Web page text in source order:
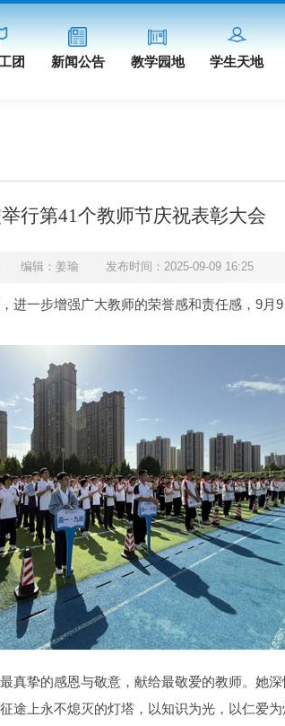
团 新闻公告 教学园地 学生天地
行第41个教师节庆祝表彰大会
编辑：姜瑜 发布时间：2025-09-09 16:25
进一步增强广大教师的荣誉感和责任感，9月
真挚的感恩与敬意，献给最敬爱的教师。她
途上永不熄灭的灯塔，以知识为光，以仁爱